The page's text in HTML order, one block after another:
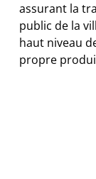
assurant la
public de la
haut niveau
propre